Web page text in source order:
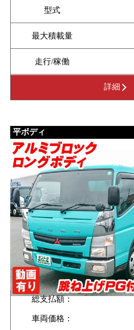
型式
最大積載量
走行/稼働
詳細
平ボディ
総支払額：
車両価格：